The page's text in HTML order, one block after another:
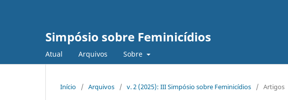
Simpósio sobre Feminicídios
Atual Arquivos Sobre
Início / Arquivos / v. 2 (2025): III Simpósio sobre Feminicídios / Artigos